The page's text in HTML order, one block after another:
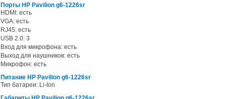
Порты HP Pavilion g6-1226sr
HDMI: есть
VGA: есть
RJ45: есть
USB 2.0: 3
Вход для микрофона: есть
Выход для наушников: есть
Микрофон: есть
Питание HP Pavilion g6-1226sr
Тип батареи: Li-Ion